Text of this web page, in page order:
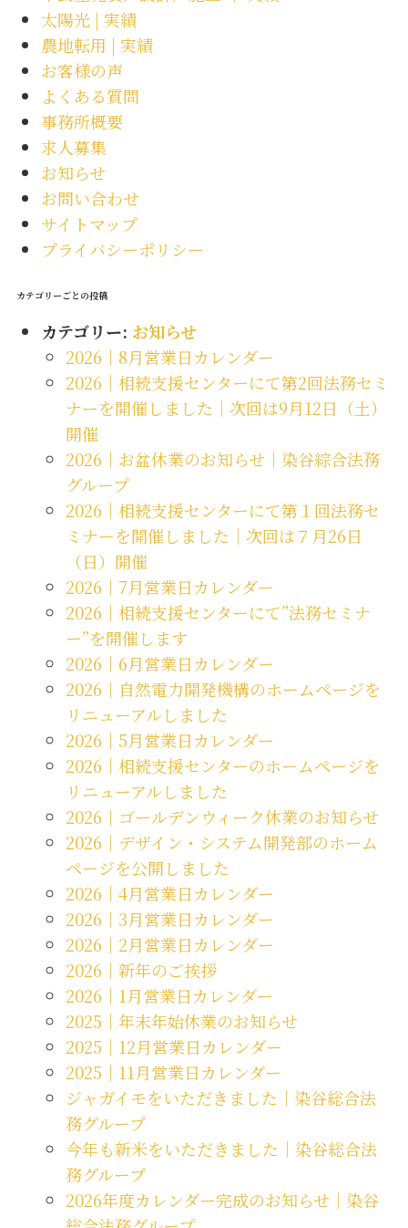
太陽光 | 実績
農地転用 | 実績
お客様の声
よくある質問
事務所概要
求人募集
お知らせ
お問い合わせ
サイトマップ
プライバシーポリシー
カテゴリーごとの投稿
カテゴリー: お知らせ
2026｜8月営業日カレンダー
2026｜相続支援センターにて第2回法務セミ
ナーを開催しました｜次回は9月12日（土）
開催
2026｜お盆休業のお知らせ｜染谷綜合法務
グループ
2026｜相続支援センターにて第１回法務セ
ミナーを開催しました｜次回は７月26日
（日）開催
2026｜7月営業日カレンダー
2026｜相続支援センターにて”法務セミナ
ー”を開催します
2026｜6月営業日カレンダー
2026｜自然電力開発機構のホームページを
リニューアルしました
2026｜5月営業日カレンダー
2026｜相続支援センターのホームページを
リニューアルしました
2026｜ゴールデンウィーク休業のお知らせ
2026｜デザイン・システム開発部のホーム
ページを公開しました
2026｜4月営業日カレンダー
2026｜3月営業日カレンダー
2026｜2月営業日カレンダー
2026｜新年のご挨拶
2026｜1月営業日カレンダー
2025｜年末年始休業のお知らせ
2025｜12月営業日カレンダー
2025｜11月営業日カレンダー
ジャガイモをいただきました｜染谷総合法
務グループ
今年も新米をいただきました｜染谷総合法
務グループ
2026年度カレンダー完成のお知らせ｜染谷